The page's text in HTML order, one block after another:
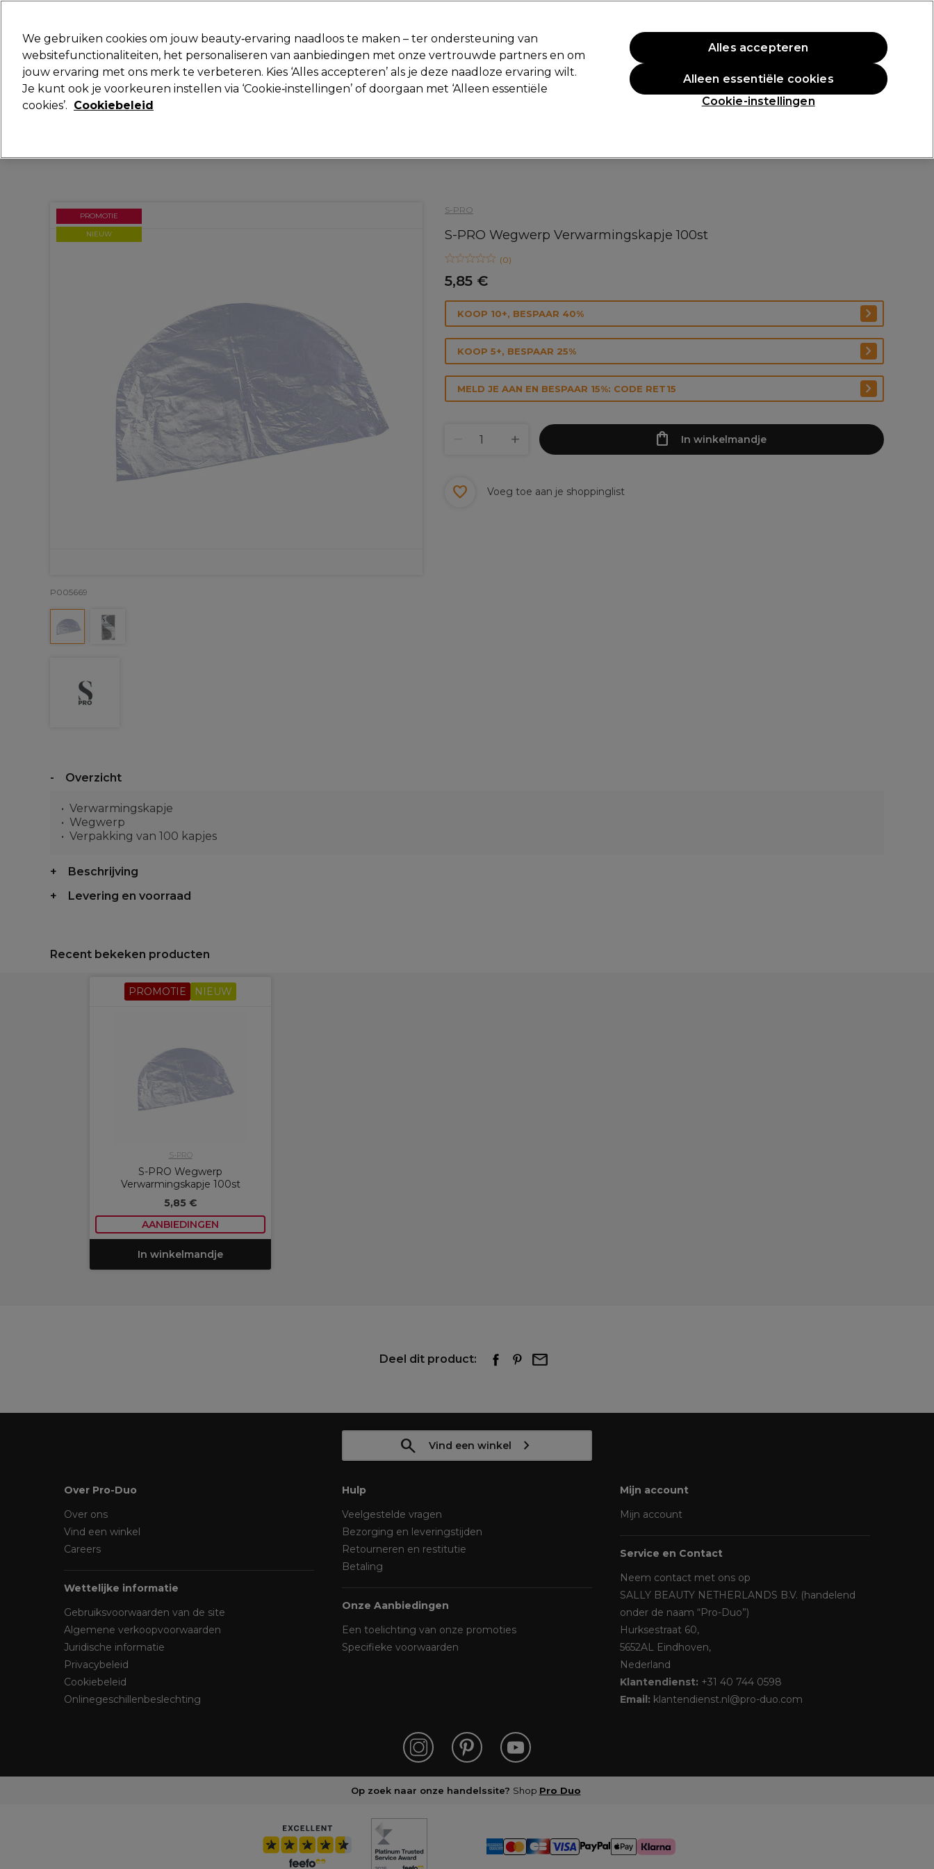
Aanmelden
Merken Deals Haar Elektra Beauty Salon interieur Mannen Vegan Nieuwe producten Professionele Awards
Volgende dag geleverd*
S-PRO
S-PRO Wegwerp Verwarmingskapje 100st
(0)
5,85 €
PROMOTIE
NIEUW
P005669
KOOP 10+, BESPAAR 40%
KOOP 5+, BESPAAR 25%
MELD JE AAN EN BESPAAR 15%: CODE RET15
In winkelmandje
Voeg toe aan je shoppinglist
Overzicht
Verwarmingskapje
Wegwerp
Verpakking van 100 kapjes
Beschrijving
Levering en voorraad
Recent bekeken producten
PROMOTIE NIEUW
S-PRO
S-PRO Wegwerp
Verwarmingskapje 100st
5,85 €
AANBIEDINGEN
In winkelmandje
Deel dit product:
Vind een winkel
Over Pro-Duo
Over ons
Vind een winkel
Careers
Wettelijke informatie
Gebruiksvoorwaarden van de site
Algemene verkoopvoorwaarden
Juridische informatie
Privacybeleid
Cookiebeleid
Onlinegeschillenbeslechting
Hulp
Veelgestelde vragen
Bezorging en leveringstijden
Retourneren en restitutie
Betaling
Onze Aanbiedingen
Een toelichting van onze promoties
Specifieke voorwaarden
Mijn account
Mijn account
Service en Contact
Neem contact met ons op
SALLY BEAUTY NETHERLANDS B.V. (handelend
onder de naam “Pro-Duo”)
Hurksestraat 60,
5652AL Eindhoven,
Nederland
Klantendienst: +31 40 744 0598
Email: klantendienst.nl@pro-duo.com
Op zoek naar onze handelssite? Shop Pro Duo
We gebruiken cookies om jouw beauty‑ervaring naadloos te maken – ter ondersteuning van
websitefunctionaliteiten, het personaliseren van aanbiedingen met onze vertrouwde partners en om
jouw ervaring met ons merk te verbeteren. Kies ‘Alles accepteren’ als je deze naadloze ervaring wilt.
Je kunt ook je voorkeuren instellen via ‘Cookie‑instellingen’ of doorgaan met ‘Alleen essentiële
cookies’. Cookiebeleid Cookie-instellingen
Alleen essentiële cookies
Alles accepteren